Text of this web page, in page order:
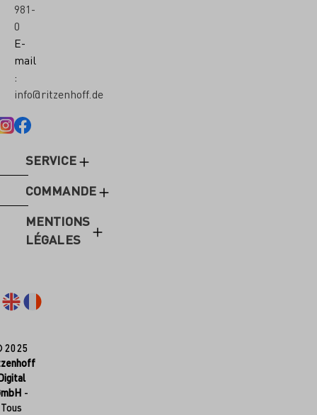
981-
0
E-
mail
:
info@ritzenhoff.de
SERVICE
COMMANDE
MENTIONS
LÉGALES
2025
-
Tous